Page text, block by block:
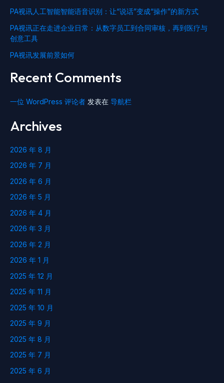
PA视讯人工智能智能语音识别：让“说话”变成“操作”的新方式
PA视讯正在走进企业日常：从数字员工到合同审核，再到医疗与
创意工具
PA视讯发展前景如何
Recent Comments
一位 WordPress 评论者 发表在 导航栏
Archives
2026 年 8 月
2026 年 7 月
2026 年 6 月
2026 年 5 月
2026 年 4 月
2026 年 3 月
2026 年 2 月
2026 年 1 月
2025 年 12 月
2025 年 11 月
2025 年 10 月
2025 年 9 月
2025 年 8 月
2025 年 7 月
2025 年 6 月